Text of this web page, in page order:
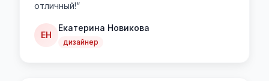
отличный!”
ЕН
Екатерина Новикова
дизайнер